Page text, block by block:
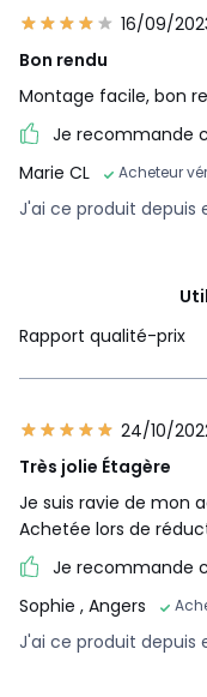
16/09/
Bon rendu
Montage facile, bon
Je recommande
Marie CL
Acheteur
J'ai ce produit depuis
Rapport qualité-prix
24/10/
Très jolie Étagère
Je suis ravie de mon
Achetée lors de
Je recommande
Sophie , Angers
J'ai ce produit depuis